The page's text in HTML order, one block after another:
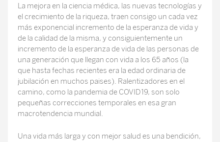
La mejora en la ciencia médica, las nuevas tecnologías y
el crecimiento de la riqueza, traen consigo un cada vez
más exponencial incremento de la esperanza de vida y
de la calidad de la misma, y consiguientemente un
incremento de la esperanza de vida de las personas de
una generación que llegan con vida a los 65 años (la
que hasta fechas recientes era la edad ordinaria de
jubilación en muchos paises). Ralentizadores en el
camino, como la pandemia de COVID19, son solo
pequeñas correcciones temporales en esa gran
macrotendencia mundial.
Una vida más larga y con mejor salud es una bendición,